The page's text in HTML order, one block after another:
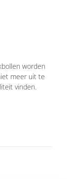
worden
meer uit te
vinden.